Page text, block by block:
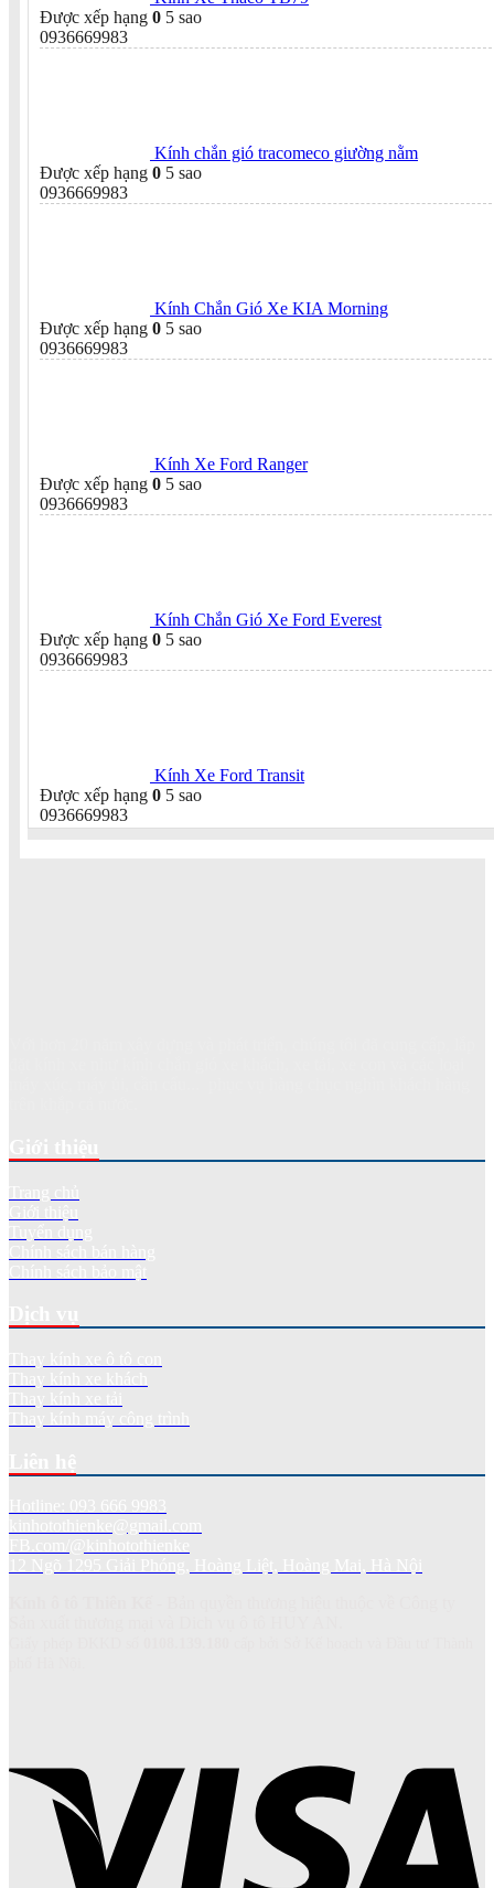
Được xếp hạng 0 5 sao
0936669983
Kính chắn gió tracomeco giường nằm
Được xếp hạng 0 5 sao
0936669983
Kính Chắn Gió Xe KIA Morning
Được xếp hạng 0 5 sao
0936669983
Kính Xe Ford Ranger
Được xếp hạng 0 5 sao
0936669983
Kính Chắn Gió Xe Ford Everest
Được xếp hạng 0 5 sao
0936669983
Kính Xe Ford Transit
Được xếp hạng 0 5 sao
0936669983